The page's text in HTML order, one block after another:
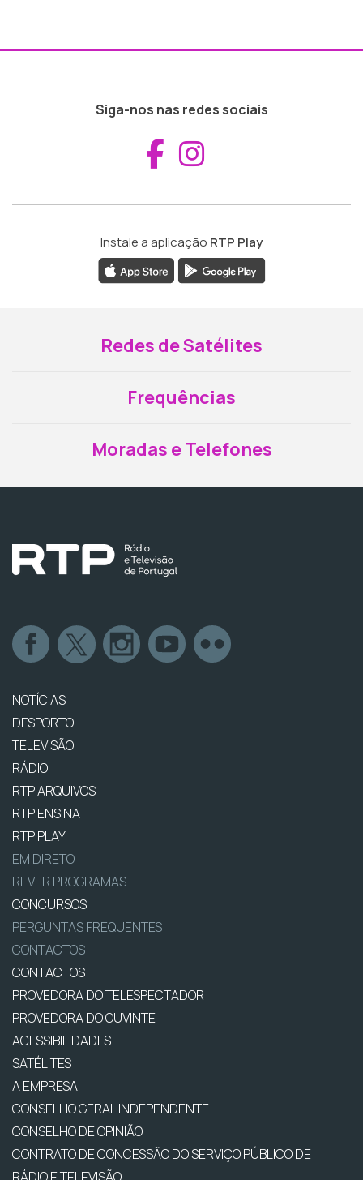
Siga-nos nas redes sociais
Aceder ao
Instale a aplicação RTP Play
Redes de Satélites
Frequências
Moradas e Telefones
NOTÍCIAS
DESPORTO
TELEVISÃO
RÁDIO
RTP ARQUIVOS
RTP ENSINA
RTP PLAY
EM DIRETO
REVER PROGRAMAS
CONCURSOS
PERGUNTAS FREQUENTES
CONTACTOS
CONTACTOS
PROVEDORA DO TELESPECTADOR
PROVEDORA DO OUVINTE
ACESSIBILIDADES
SATÉLITES
A EMPRESA
CONSELHO GERAL INDEPENDENTE
CONSELHO DE OPINIÃO
CONTRATO DE CONCESSÃO DO SERVIÇO PÚBLICO DE
RÁDIO E TELEVISÃO